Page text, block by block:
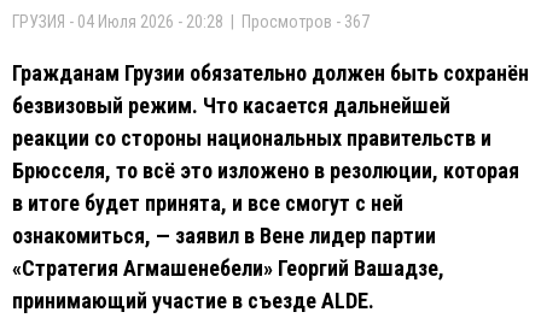
ГРУЗИЯ - 04 Июля 2026 - 20:28 | Просмотров - 367
Гражданам Грузии обязательно должен быть сохранён
безвизовый режим. Что касается дальнейшей
реакции со стороны национальных правительств и
Брюсселя, то всё это изложено в резолюции, которая
в итоге будет принята, и все смогут с ней
ознакомиться, — заявил в Вене лидер партии
«Стратегия Агмашенебели» Георгий Вашадзе,
принимающий участие в съезде ALDE.